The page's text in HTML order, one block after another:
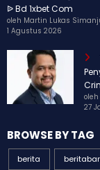
ᐉ Bd 1xbet Com
oleh Martin Lukas
1 Agustus 2026
oleh
BROWSE BY TAG